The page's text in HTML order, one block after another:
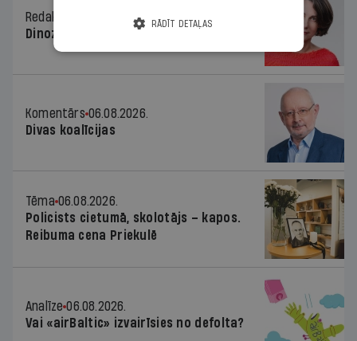
Redaktores sleja
06.08.2026.
Dinozaura triks
Komentārs 06.08.2026.
Divas koalīcijas
Tēma 06.08.2026.
Policists cietumā, skolotājs – kapos.
Reibuma cena Priekulē
Analīze 06.08.2026.
Vai «airBaltic» izvairīsies no defolta?
RĀDĪT DETAĻAS